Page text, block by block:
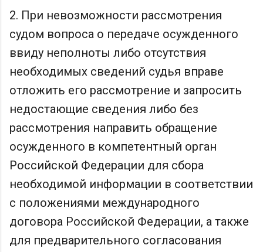
2. При невозможности рассмотрения
судом вопроса о передаче осужденного
ввиду неполноты либо отсутствия
необходимых сведений судья вправе
отложить его рассмотрение и запросить
недостающие сведения либо без
рассмотрения направить обращение
осужденного в компетентный орган
Российской Федерации для сбора
необходимой информации в соответствии
с положениями международного
договора Российской Федерации, а также
для предварительного согласования